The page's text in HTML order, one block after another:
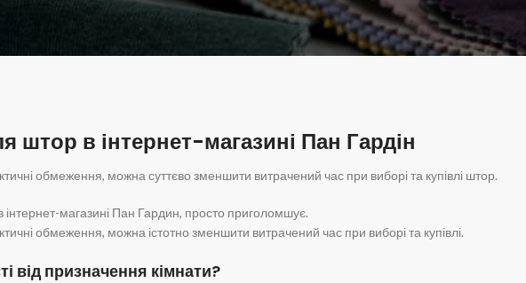
штор в інтернет-магазині Пан Гардін
обмеження, можна суттєво зменшити витрачений час при виборі та купівлі штор.
магазині Пан Гардин, просто приголомшує.
обмеження, можна істотно зменшити витрачений час при виборі та купівлі.
від призначення кімнати?